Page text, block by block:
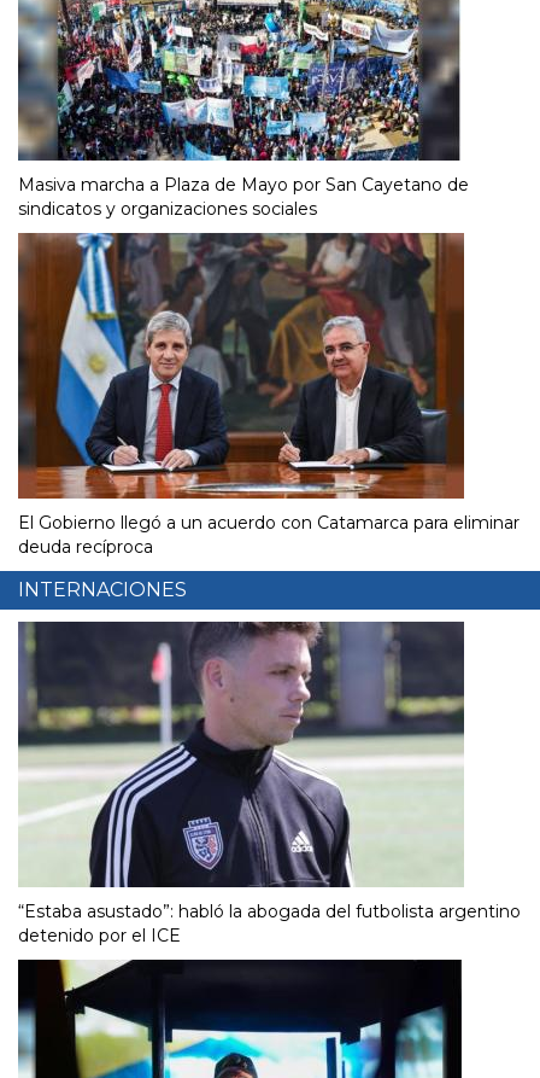
Masiva marcha a Plaza de Mayo por San Cayetano de
sindicatos y organizaciones sociales
El Gobierno llegó a un acuerdo con Catamarca para eliminar
deuda recíproca
INTERNACIONES
“Estaba asustado”: habló la abogada del futbolista argentino
detenido por el ICE